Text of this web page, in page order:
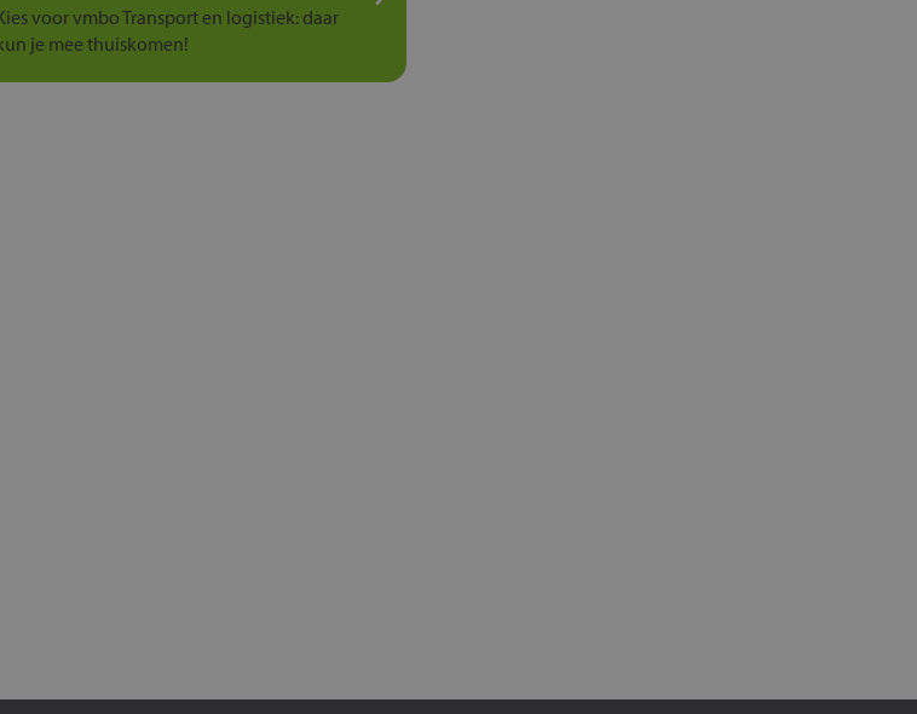
voor vmbo Transport en logistiek: daar
je mee thuiskomen!